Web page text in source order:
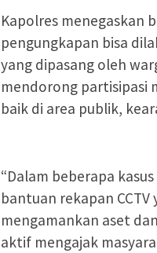
Kapolres menegaskan
pengungkapan bisa
yang dipasang oleh
mendorong partisipasi
baik di area publik,
“Dalam beberapa
bantuan rekapan
mengamankan aset
aktif mengajak